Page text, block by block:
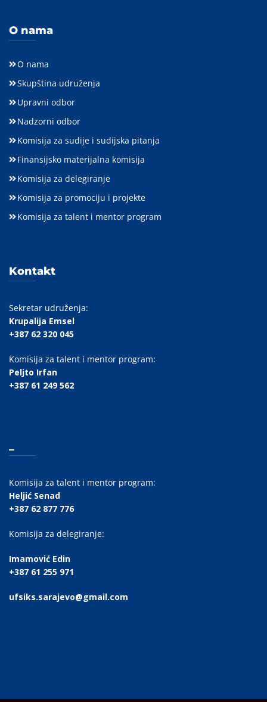
O nama
O nama
Skupština udruženja
Upravni odbor
Nadzorni odbor
Komisija za sudije i sudijska pitanja
Finansijsko materijalna komisija
Komisija za delegiranje
Komisija za promociju i projekte
Komisija za talent i mentor program
Kontakt
Sekretar udruženja:
Krupalija Emsel
+387 62 320 045
Komisija za talent i mentor program:
Peljto Irfan
+387 61 249 562
Komisija za talent i mentor program:
Heljić Senad
+387 62 877 776
Komisija za delegiranje:
Imamović Edin
+387 61 255 971
ufsiks.sarajevo@gmail.com